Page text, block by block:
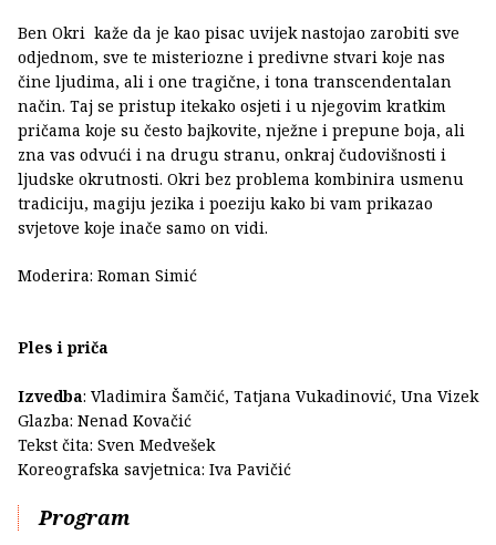
Ben Okri kaže da je kao pisac uvijek nastojao zarobiti sve
odjednom, sve te misteriozne i predivne stvari koje nas
čine ljudima, ali i one tragične, i tona transcendentalan
način. Taj se pristup itekako osjeti i u njegovim kratkim
pričama koje su često bajkovite, nježne i prepune boja, ali
zna vas odvući i na drugu stranu, onkraj čudovišnosti i
ljudske okrutnosti. Okri bez problema kombinira usmenu
tradiciju, magiju jezika i poeziju kako bi vam prikazao
svjetove koje inače samo on vidi.
Moderira: Roman Simić
Ples i priča
Izvedba: Vladimira Šamčić, Tatjana Vukadinović, Una Vizek
Glazba: Nenad Kovačić
Tekst čita: Sven Medvešek
Koreografska savjetnica: Iva Pavičić
Program